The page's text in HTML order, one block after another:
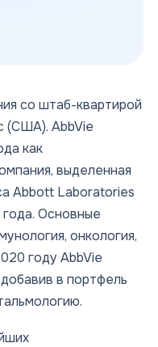
со штаб-квартирой
(США). AbbVie
как
выделенная
Abbott Laboratories
Основные
онкология,
году AbbVie
в портфель